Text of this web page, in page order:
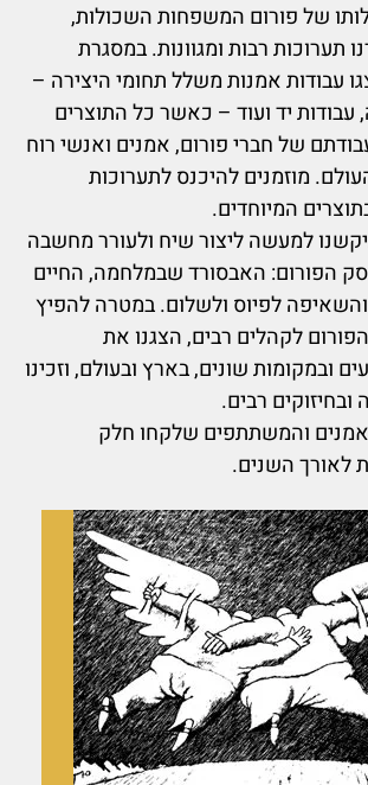
של פורום המשפחות השכולות,
תערוכות רבות ומגוונות. במסגרת
עבודות אמנות משלל תחומי היצירה –
עבודות יד ועוד – כאשר כל התוצרים
של חברי פורום, אמנים ואנשי רוח
מוזמנים להיכנס לתערוכות
המיוחדים.
למעשה ליצור שיח ולעורר מחשבה
הפורום: האבסורד שבמלחמה, החיים
לפיוס ולשלום. במטרה להפיץ
לקהלים רבים, הצגנו את
ובמקומות שונים, בארץ ובעולם, וזכינו
ובחיזוקים רבים.
והמשתתפים שלקחו חלק
לאורך השנים.